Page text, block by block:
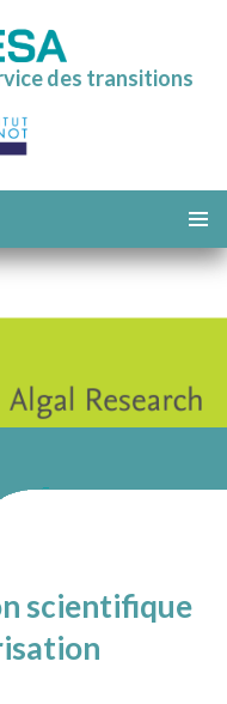
des transitions
MENU
scientifique